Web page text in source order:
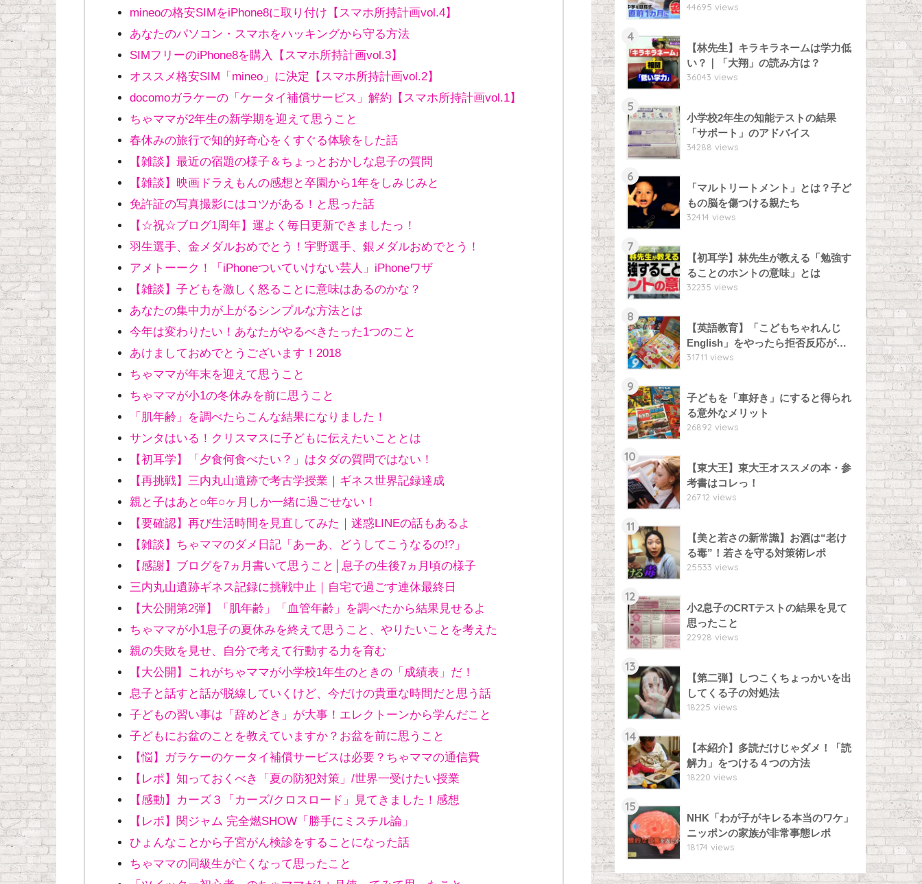
mineoの格安SIMをiPhone8に取り付け【スマホ所持計画vol.4】
あなたのパソコン・スマホをハッキングから守る方法
SIMフリーのiPhone8を購入【スマホ所持計画vol.3】
オススメ格安SIM「mineo」に決定【スマホ所持計画vol.2】
docomoガラケーの「ケータイ補償サービス」解約【スマホ所持計画vol.1】
ちゃママが2年生の新学期を迎えて思うこと
春休みの旅行で知的好奇心をくすぐる体験をした話
【雑談】最近の宿題の様子＆ちょっとおかしな息子の質問
【雑談】映画ドラえもんの感想と卒園から1年をしみじみと
免許証の写真撮影にはコツがある！と思った話
【☆祝☆ブログ1周年】運よく毎日更新できましたっ！
羽生選手、金メダルおめでとう！宇野選手、銀メダルおめでとう！
アメトーーク！「iPhoneついていけない芸人」iPhoneワザ
【雑談】子どもを激しく怒ることに意味はあるのかな？
あなたの集中力が上がるシンプルな方法とは
今年は変わりたい！あなたがやるべきたった1つのこと
あけましておめでとうございます！2018
ちゃママが年末を迎えて思うこと
ちゃママが小1の冬休みを前に思うこと
「肌年齢」を調べたらこんな結果になりました！
サンタはいる！クリスマスに子どもに伝えたいこととは
【初耳学】「夕食何食べたい？」はタダの質問ではない！
【再挑戦】三内丸山遺跡で考古学授業｜ギネス世界記録達成
親と子はあと○年○ヶ月しか一緒に過ごせない！
【要確認】再び生活時間を見直してみた｜迷惑LINEの話もあるよ
【雑談】ちゃママのダメ日記「あーあ、どうしてこうなるの!?」
【感謝】ブログを7ヵ月書いて思うこと│息子の生後7ヵ月頃の様子
三内丸山遺跡ギネス記録に挑戦中止｜自宅で過ごす連休最終日
【大公開第2弾】「肌年齢」「血管年齢」を調べたから結果見せるよ
ちゃママが小1息子の夏休みを終えて思うこと、やりたいことを考えた
親の失敗を見せ、自分で考えて行動する力を育む
【大公開】これがちゃママが小学校1年生のときの「成績表」だ！
息子と話すと話が脱線していくけど、今だけの貴重な時間だと思う話
子どもの習い事は「辞めどき」が大事！エレクトーンから学んだこと
子どもにお盆のことを教えていますか？お盆を前に思うこと
【悩】ガラケーのケータイ補償サービスは必要？ちゃママの通信費
【レポ】知っておくべき「夏の防犯対策」/世界一受けたい授業
【感動】カーズ３「カーズ/クロスロード」見てきました！感想
【レポ】関ジャム 完全燃SHOW「勝手にミスチル論」
ひょんなことから子宮がん検診をすることになった話
ちゃママの同級生が亡くなって思ったこと
44695 views
4
【林先生】キラキラネームは学力低
い？｜「大翔」の読み方は？
36043 views
5
小学校2年生の知能テストの結果
「サポート」のアドバイス
34288 views
6
「マルトリートメント」とは？子ど
もの脳を傷つける親たち
32414 views
7
【初耳学】林先生が教える「勉強す
ることのホントの意味」とは
32235 views
8
【英語教育】「こどもちゃれんじ
English」をやったら拒否反応が…
31711 views
9
子どもを「車好き」にすると得られ
る意外なメリット
26892 views
10
【東大王】東大王オススメの本・参
考書はコレっ！
26712 views
11
【美と若さの新常識】お酒は“老け
る毒”！若さを守る対策術レポ
25533 views
12
小2息子のCRTテストの結果を見て
思ったこと
22928 views
13
【第二弾】しつこくちょっかいを出
してくる子の対処法
18225 views
14
【本紹介】多読だけじゃダメ！「読
解力」をつける４つの方法
18220 views
15
NHK「わが子がキレる本当のワケ」
ニッポンの家族が非常事態レポ
18174 views